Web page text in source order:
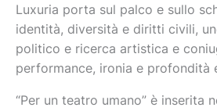
Luxuria porta sul palco e sullo
identità, diversità e diritti civili,
politico e ricerca artistica e
performance, ironia e profondità
“Per un teatro umano” è inserita